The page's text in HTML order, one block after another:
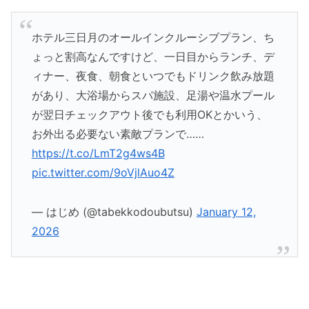
ホテル三日月のオールインクルーシブプラン、ち
ょっと割高なんですけど、一日目からランチ、デ
ィナー、夜食、朝食といつでもドリンク飲み放題
があり、大浴場からスパ施設、足湯や温水プール
が翌日チェックアウト後でも利用OKとかいう、
お外出る必要ない素敵プランで……
https://t.co/LmT2g4ws4B
pic.twitter.com/9oVjlAuo4Z
— はじめ (@tabekkodoubutsu) January 12,
2026